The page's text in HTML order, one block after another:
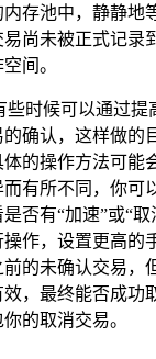
存池中，静静地
尚未被正式记录
间。
些时候可以通过提
确认，这样做的
的操作方法可能
有所不同，你可
否有“加速”或“
作，设置更高的
的未确认交易，
，最终能否成功
的取消交易。